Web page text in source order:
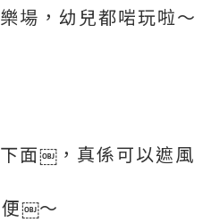
場，幼兒都啱玩啦～
面￼，真係可以遮風
￼～